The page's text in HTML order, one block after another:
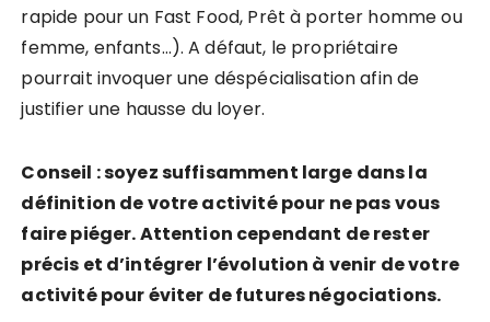
rapide pour un Fast Food, Prêt à porter homme ou
femme, enfants…). A défaut, le propriétaire
pourrait invoquer une déspécialisation afin de
justifier une hausse du loyer.
Conseil :soyez suffisamment large dans la
définition de votre activité pour ne pas vous
faire piéger. Attention cependant de rester
précis et d’intégrer l’évolution à venir de votre
activité pour éviter de futures négociations.